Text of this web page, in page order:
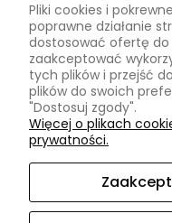
Czas i koszty dostawy
Czas realizacji zamówienia
Informacje
O nas
Kontakt
Pliki cookies i
poprawne działanie
dostosować ofertę do
zaakceptować
tych plików i przejść
plików do swoich
"Dostosuj zgody".
Więcej o plikach
prywatności.